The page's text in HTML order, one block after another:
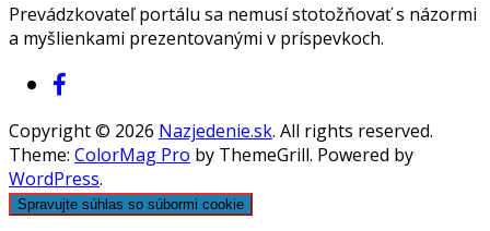
Prevádzkovateľ portálu sa nemusí stotožňovať s názormi
a myšlienkami prezentovanými v príspevkoch.
Copyright © 2026 Nazjedenie.sk. All rights reserved.
Theme: ColorMag Pro by ThemeGrill. Powered by
WordPress.
Spravujte súhlas so súbormi cookie